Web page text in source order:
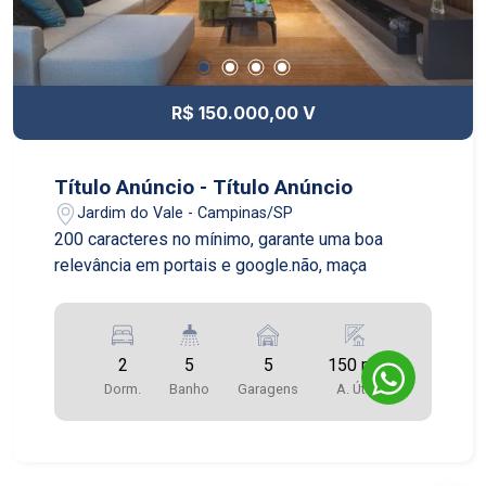
R$ 150.000,00 V
Título Anúncio - Título Anúncio
Jardim do Vale - Campinas/SP
200 caracteres no mínimo, garante uma boa
relevância em portais e google.não, maça
2
Dorm.
5
Banho
5
Garagens
150 m²
A. Útil